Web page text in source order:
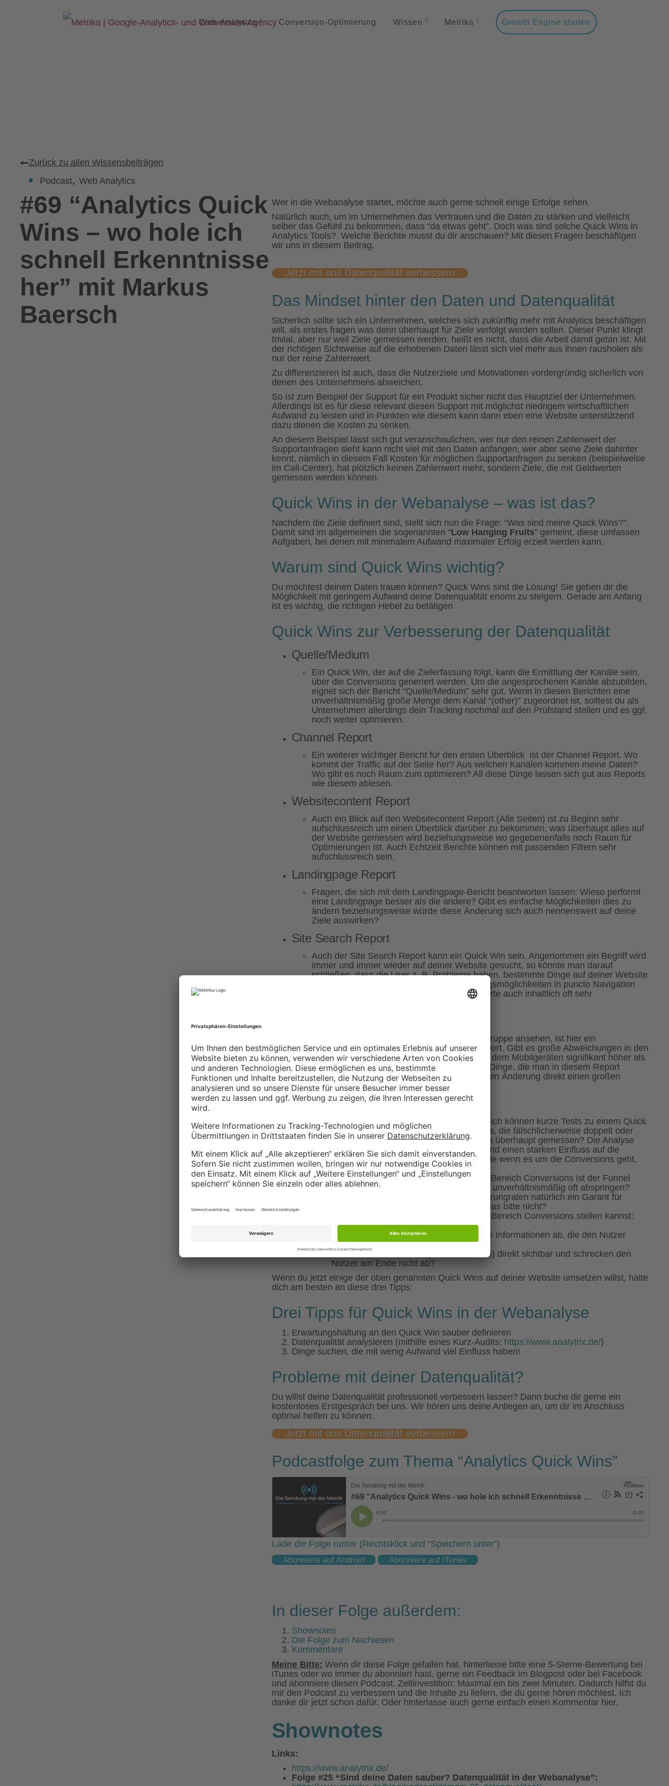
Web-Analytics Conversion-Optimierung Wissen Metrika Growth Engine starten
Zurück zu allen Wissensbeiträgen
Podcast,Web Analytics
#69 “Analytics Quick
Wins – wo hole ich
schnell Erkenntnisse
her” mit Markus
Baersch
Wer in die Webanalyse startet, möchte auch gerne schnell einige Erfolge sehen.
Natürlich auch, um im Unternehmen das Vertrauen und die Daten zu stärken und vielleicht
selber das Gefühl zu bekommen, dass “da etwas geht”. Doch was sind solche Quick Wins in
Analytics Tools? Welche Berichte musst du dir anschauen? Mit diesen Fragen beschäftigen
wir uns in diesem Beitrag.
Jetzt mit uns Datenqualität verbessern
Das Mindset hinter den Daten und Datenqualität
Sicherlich sollte sich ein Unternehmen, welches sich zukünftig mehr mit Analytics beschäftigen
will, als erstes fragen was denn überhaupt für Ziele verfolgt werden sollen. Dieser Punkt klingt
trivial, aber nur weil Ziele gemessen werden, heißt es nicht, dass die Arbeit damit getan ist. Mit
der richtigen Sichtweise auf die erhobenen Daten lässt sich viel mehr aus ihnen rausholen als
nur der reine Zahlenwert.
Zu differenzieren ist auch, dass die Nutzerziele und Motivationen vordergründig sicherlich von
denen des Unternehmens abweichen.
So ist zum Beispiel der Support für ein Produkt sicher nicht das Hauptziel der Unternehmen.
Allerdings ist es für diese relevant diesen Support mit möglichst niedrigem wirtschaftlichen
Aufwand zu leisten und in Punkten wie diesem kann dann eben eine Website unterstützend
dazu dienen die Kosten zu senken.
An diesem Beispiel lässt sich gut veranschaulichen, wer nur den reinen Zahlenwert der
Supportanfragen sieht kann nicht viel mit den Daten anfangen, wer aber seine Ziele dahinter
kennt, nämlich in diesem Fall Kosten für möglichen Supportanfragen zu senken (beispielweise
im Call-Center), hat plötzlich keinen Zahlenwert mehr, sondern Ziele, die mit Geldwerten
gemessen werden können.
Quick Wins in der Webanalyse – was ist das?
Nachdem die Ziele definiert sind, stellt sich nun die Frage: “Was sind meine Quick Wins?”.
Damit sind im allgemeinen die sogenannten “Low Hanging Fruits” gemeint, diese umfassen
Aufgaben, bei denen mit minimalem Aufwand maximaler Erfolg erzielt werden kann.
Warum sind Quick Wins wichtig?
Du möchtest deinen Daten trauen können? Quick Wins sind die Lösung! Sie geben dir die
Möglichkeit mit geringem Aufwand deine Datenqualität enorm zu steigern. Gerade am Anfang
ist es wichtig, die richtigen Hebel zu betätigen
Quick Wins zur Verbesserung der Datenqualität
Quelle/Medium
Ein Quick Win, der auf die Zielerfassung folgt, kann die Ermittlung der Kanäle sein,
über die Conversions generiert werden. Um die angesprochenen Kanäle abzubilden,
eignet sich der Bericht “Quelle/Medium” sehr gut. Wenn in diesen Berichten eine
unverhältnismäßig große Menge dem Kanal “(other)” zugeordnet ist, solltest du als
Unternehmen allerdings dein Tracking nochmal auf den Prüfstand stellen und es ggf.
noch weiter optimieren.
Channel Report
Ein weiterer wichtiger Bericht für den ersten Überblick ist der Channel Report. Wo
kommt der Traffic auf der Seite her? Aus welchen Kanälen kommen meine Daten?
Wo gibt es noch Raum zum optimieren? All diese Dinge lassen sich gut aus Reports
wie diesem ablesen.
Websitecontent Report
Auch ein Blick auf den Websitecontent Report (Alle Seiten) ist zu Beginn sehr
aufschlussreich um einen Überblick darüber zu bekommen, was überhaupt alles auf
der Website gemessen wird beziehungsweise wo gegebenenfalls noch Raum für
Optimierungen ist. Auch Echtzeit Berichte können mit passenden Filtern sehr
aufschlussreich sein.
Landingpage Report
Fragen, die sich mit dem Landingpage-Bericht beantworten lassen: Wieso performt
eine Landingpage besser als die andere? Gibt es einfache Möglichkeiten dies zu
ändern beziehungsweise würde diese Änderung sich auch nennenswert auf deine
Ziele auswirken?
Site Search Report
Auch der Site Search Report kann ein Quick Win sein. Angenommen ein Begriff wird
immer und immer wieder auf deiner Website gesucht, so könnte man darauf
schließen, dass die User z. B. Probleme haben, bestimmte Dinge auf deiner Website
zu finden. Daraus könnten sich Verbesserungsmöglichkeiten in puncto Navigation
ergeben, und natürlich können diese Stichworte auch inhaltlich oft sehr
Wenn wir uns als nächstes den Bereich Zielgruppe ansehen, ist hier ein
interessanter Aspekt der Mobile/Desktop Report. Gibt es große Abweichungen in den
Conversion-Zahlen? Ist die Absprungrate auf dem Mobilgeräten signifikant höher als
auf dem Desktop? Es gibt viele Interessante Dinge, die man in diesem Report
untersuchen kann, die bei einer professionellen Änderung direkt einen großen
Einfluss auf deine Conversion haben können.
Conversions
Auch in dem wahrscheinlich wichtigsten Bereich können kurze Tests zu einem Quick
Win führen. Gibt es zum Beispiel Conversions, die fälschlicherweise doppelt oder
dreifach erfasst wurden? Wird die Conversion überhaupt gemessen? Die Analyse
dieser Fragen könnte mit relativ wenig Aufwand einen starken Einfluss auf die
Korrektheit deiner Daten haben, was ja gerade wenn es um die Conversions geht,
sehr wünschenswert ist.
Ein weiterer Aspekt zur Datenoptimierung im Bereich Conversions ist der Funnel
Report. Gibt es Seiten auf denen die Kunden unverhältnismäßig oft abspringen?
Falls ja, ist eine Verbesserungen dieser Absprungraten natürlich ein Garant für
höhere Conversion-Zahlen und wer möchte das bitte nicht?
Weitere Fragen, die du dir als Quick Wins im Bereich Conversions stellen kannst:
Ist dein Trustsymbol gut zu sehen?
Frage ich im Checkout Prozess unnötige Informationen ab, die den Nutzer
nerven könnten?
Sind die Versandkosten (falls vorhanden) direkt sichtbar und schrecken den
Nutzer am Ende nicht ab?
Wenn du jetzt einige der oben genannten Quick Wins auf deiner Website umsetzen willst, halte
dich am besten an diese drei Tipps:
Drei Tipps für Quick Wins in der Webanalyse
Erwartungshaltung an den Quick Win sauber definieren
Datenqualität analysieren (mithilfe eines Kurz-Audits: https://www.analytrix.de/)
Dinge suchen, die mit wenig Aufwand viel Einfluss haben!
Probleme mit deiner Datenqualität?
Du willst deine Datenqualität professionell verbessern lassen? Dann buche dir gerne ein
kostenloses Erstgespräch bei uns. Wir hören uns deine Anliegen an, um dir im Anschluss
optimal helfen zu können.
Jetzt mit uns Datenqualität verbessern
Podcastfolge zum Thema “Analytics Quick Wins”
Lade die Folge runter (Rechtsklick und “Speichern unter”)
Abonniere auf Android Abonniere auf iTunes
In dieser Folge außerdem:
Shownotes
Die Folge zum Nachlesen
Kommentare
Meine Bitte: Wenn dir diese Folge gefallen hat, hinterlasse bitte eine 5-Sterne-Bewertung bei
iTunes oder wo immer du abonniert hast, gerne ein Feedback im Blogpost oder bei Facebook
und abonniere diesen Podcast. Zeitinvestition: Maximal ein bis zwei Minuten. Dadurch hilfst du
mir den Podcast zu verbessern und die Inhalte zu liefern, die du gerne hören möchtest. Ich
danke dir jetzt schon dafür. Oder hinterlasse auch gerne einfach einen Kommentar hier.
Shownotes
Links:
https://www.analytrix.de/
Folge #25 “Sind deine Daten sauber? Datenqualität in der Webanalyse”: